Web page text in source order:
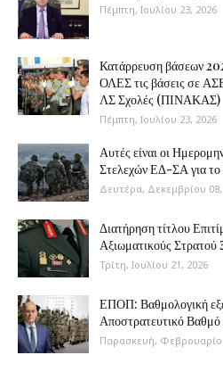
Πέμπτη, Ιουλίου 23, 2026
Κατάρρευση βάσεων
ΟΛΕΣ τις βάσεις σε
ΛΣ Σχολές (ΠΙΝΑΚΑΣ)
Πέμπτη, Ιουλίου 23, 2026
Αυτές είναι οι
Στελεχών ΕΔ-ΣΑ για
Δευτέρα, Δεκεμβρίου 08,
Διατήρηση τίτλου
Αξιωματικούς
Τρίτη, Ιουλίου 21, 2026
ΕΠΟΠ: Βαθμολογική
Αποστρατευτικό
Παρασκευή,